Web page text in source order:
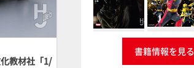
教材社「1/
書籍情報を見る